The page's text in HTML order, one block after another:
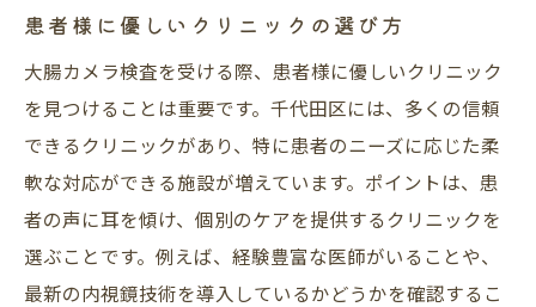
患者様に優しいクリニックの選び方
大腸カメラ検査を受ける際、患者様に優しいクリニック
を見つけることは重要です。千代田区には、多くの信頼
できるクリニックがあり、特に患者のニーズに応じた柔
軟な対応ができる施設が増えています。ポイントは、患
者の声に耳を傾け、個別のケアを提供するクリニックを
選ぶことです。例えば、経験豊富な医師がいることや、
最新の内視鏡技術を導入しているかどうかを確認するこ